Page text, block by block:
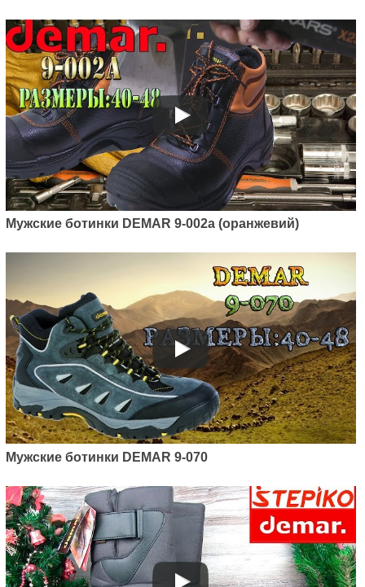
Мужские ботинки DEMAR 9-002a (оранжевий)
Мужские ботинки DEMAR 9-070